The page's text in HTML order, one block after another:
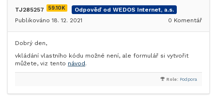
TJ285257 59.10K
Odpověď od WEDOS Internet, a.s.
Publikováno 18. 12. 2021
0 Komentář
Dobrý den,
vkládání vlastního kódu možné není, ale formulář si vytvořit
můžete, viz tento návod.
Role: Podpora